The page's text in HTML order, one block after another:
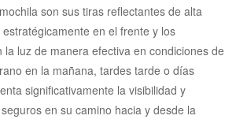
son sus tiras reflectantes de alta
en el frente y los
la luz de manera efectiva en condiciones de
en la mañana, tardes tarde o días
significativamente la visibilidad y
en su camino hacia y desde la